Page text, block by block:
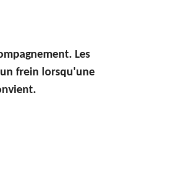
Les
frein lorsqu'une